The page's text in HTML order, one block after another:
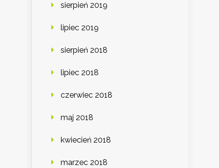
sierpień 2019
lipiec 2019
sierpień 2018
lipiec 2018
czerwiec 2018
maj 2018
kwiecień 2018
marzec 2018